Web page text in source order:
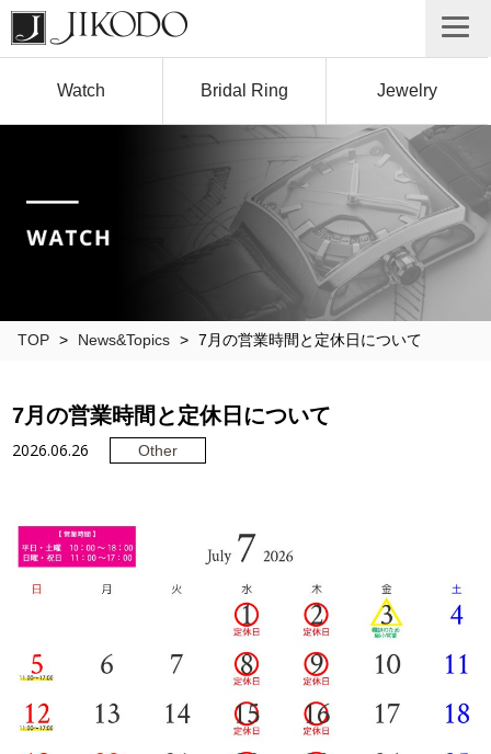
Watch Bridal Ring Jewelry
TOP > News&Topics > 7月の営業時間と定休日について
7月の営業時間と定休日について
2026.06.26 Other